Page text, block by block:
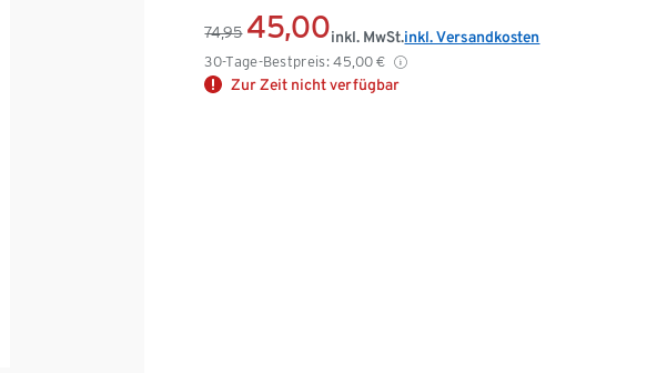
74,95 45,00
30-Tage-Bestpreis: 45,00 €
inkl. MwSt.inkl. Versandkosten
Zur Zeit nicht verfügbar